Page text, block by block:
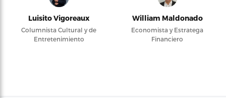
Luisito Vigoreaux
Columnista Cultural y de
Entretenimiento
William Maldonado
Economista y Estratega
Financiero